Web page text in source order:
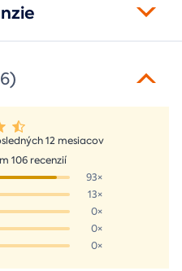
12 mesiacov
106 recenzií
93×
13×
0×
0×
0×